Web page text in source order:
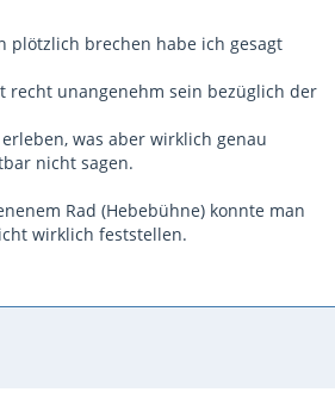
plötzlich brechen habe ich gesagt
recht unangenehm sein bezüglich der
was aber wirklich genau
nicht sagen.
Rad (Hebebühne) konnte man
wirklich feststellen.